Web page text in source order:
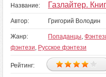
Название: Газлайтер.
Автор: Григорий Володин
Жанр: Попаданцы,
фэнтези, Русское фэнтези
Рейтинг: